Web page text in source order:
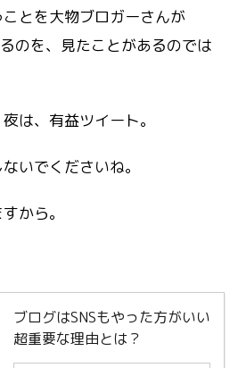
とを大物ブロガーさんが
のを、見たことがあるのでは
は、有益ツイート。
いでくださいね。
から。
ブログはSNSもやった方がいい
超重要な理由とは？